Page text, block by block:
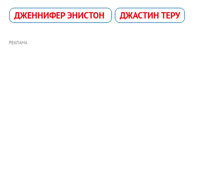
ДЖЕННИФЕР ЭНИСТОН ДЖАСТИН ТЕРУ
РЕКЛАМА